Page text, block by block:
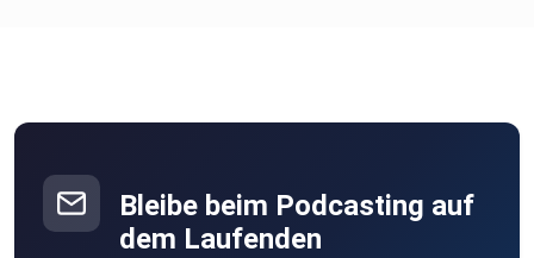
Bleibe beim Podcasting auf
dem Laufenden